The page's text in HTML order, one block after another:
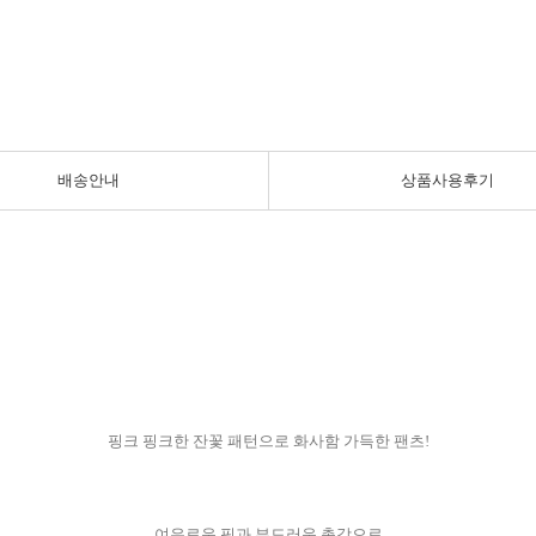
배송안내 상품사용후기
핑크 핑크한 잔꽃 패턴으로 화사함 가득한 팬츠!